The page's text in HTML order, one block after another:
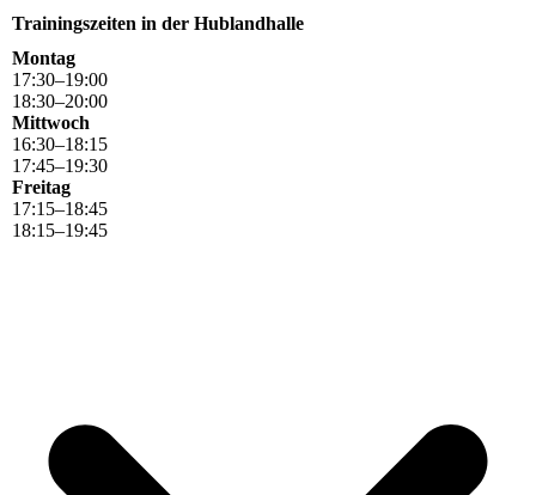
Trainingszeiten in der Hublandhalle
Montag
17:30–19:00
18:30–20:00
Mittwoch
16:30–18:15
17:45–19:30
Freitag
17:15–18:45
18:15–19:45